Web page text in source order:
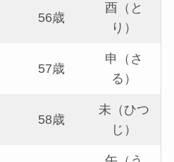
56歳
酉（と
り）
57歳
申（さ
る）
58歳
未（ひつ
じ）